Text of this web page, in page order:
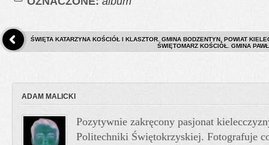
ŚWIĘTA KATARZYNA KOŚCIÓŁ I KLASZTOR. GMINA BODZENTYN, POWIAT
ŚWIĘTOMARZ KOŚCIÓŁ. GMINA
ADAM MALICKI
Pozytywnie zakręcony pasjonat
Politechniki Świętokrzyskiej. Fotografuje